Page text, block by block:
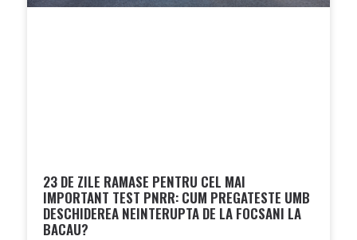
23 DE ZILE RAMASE PENTRU CEL MAI
IMPORTANT TEST PNRR: CUM PREGATESTE UMB
DESCHIDEREA NEINTERUPTA DE LA FOCSANI LA
BACAU?